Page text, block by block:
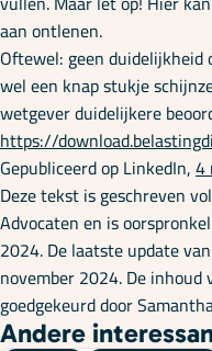
aan ontlenen.
Oftewel: geen duidelijkheid
wel een knap stukje
wetgever duidelijkere
https://
Gepubliceerd op LinkedIn,4
Deze tekst is geschreven
Advocaten en is
2024. De laatste update
november 2024. De inhoud
goedgekeurd door
Andere